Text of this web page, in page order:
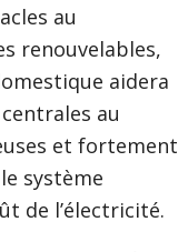
au
renouvelables,
aidera
au
et fortement
système
de l’électricité.